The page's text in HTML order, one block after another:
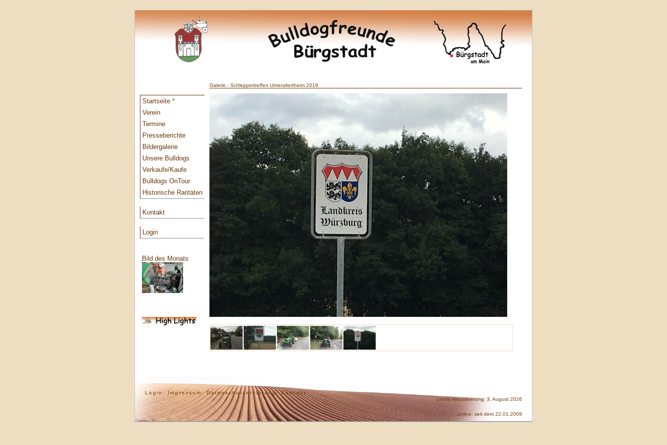
Startseite *
Verein
Termine
Presseberichte
Bildergalerie
Unsere Bulldogs
Verkaufe/Kaufe
Bulldogs OnTour
Historische Raritäten
Kontakt
Login
Bild des Monats
Galerie - Schleppertreffen Unteraltertheim 2019
Login· Impressum· Datenschutzerklärung· Kontakt·
Letzte Aktualisierung: 3. August 2026
online: seit dem 22.01.2009